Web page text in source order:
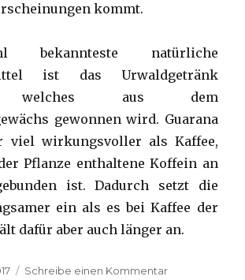
kommt.
bekannteste natürliche
ist das Urwaldgetränk
welches aus dem
gewonnen wird. Guarana
viel wirkungsvoller als Kaffee,
Pflanze enthaltene Koffein an
ist. Dadurch setzt die
ein als es bei Kaffee der
dafür aber auch länger an.
Schreibe einen Kommentar